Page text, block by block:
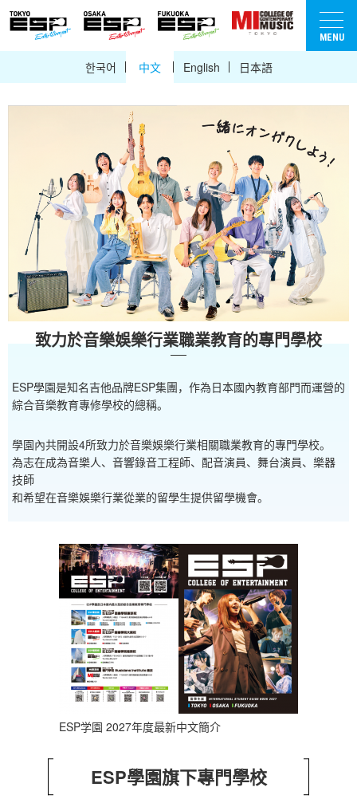
English 日本語
한국어 中文
致力於音樂娛樂行業職業教育的專門學校
ESP學園是知名吉他品牌ESP集團，作為日本國內教育部門而運營的
綜合音樂教育專修學校的總稱。
學園內共開設4所致力於音樂娛樂行業相關職業教育的專門學校。
為志在成為音樂人、音響錄音工程師、配音演員、舞台演員、樂器
技師
和希望在音樂娛樂行業從業的留學生提供留學機會。
ESP学園 2027年度最新中文簡介
ESP學園旗下專門學校